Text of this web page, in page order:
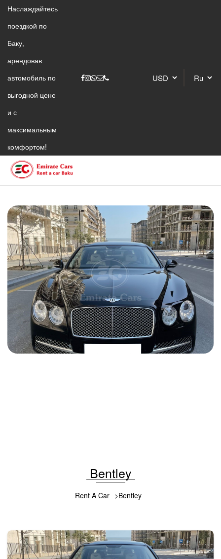
Наслаждайтесь
поездкой по
Баку,
арендовав
автомобиль по
выгодной цене
и с
максимальным
комфортом!
Bentley
Rent A Car Bentley